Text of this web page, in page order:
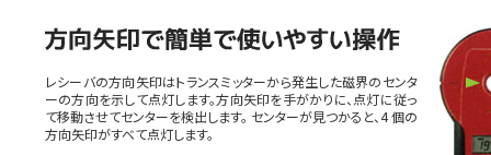
レシーバの方向矢印はトランスミッターから発生した磁界のセンタ
ーの方向を示して点灯します。方向矢印を手がかりに、点灯に従っ
て移動させてセンターを検出します。 センターが見つかると、4 個の
方向矢印がすべて点灯します。